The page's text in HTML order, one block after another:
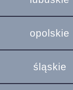
opolskie
śląskie